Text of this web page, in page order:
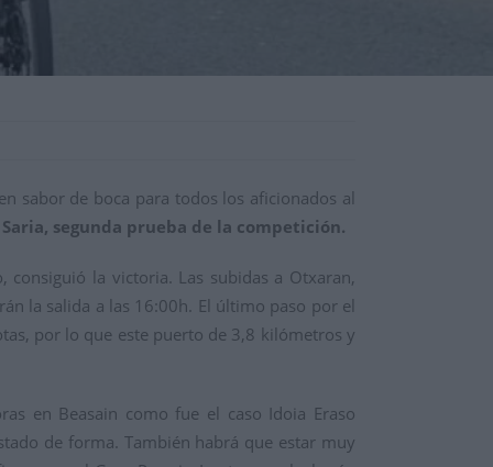
sabor de boca para todos los aficionados al
segunda prueba de la competición.
la victoria. Las subidas a Otxaran,
la salida a las 16:00h. El último paso por el
por lo que este puerto de 3,8 kilómetros y
en Beasain como fue el caso Idoia Eraso
de forma. También habrá que estar muy